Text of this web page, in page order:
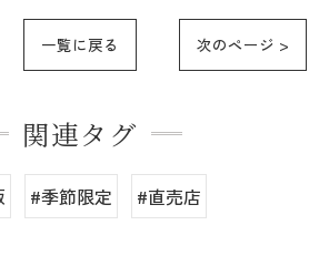
一覧に戻る 次のページ >
関連タグ
#季節限定 #直売店